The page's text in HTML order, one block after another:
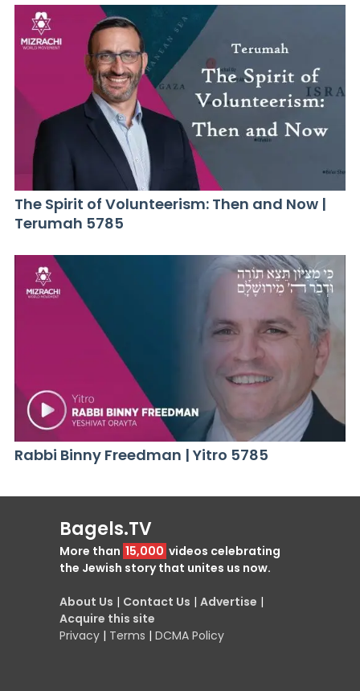
The Spirit of Volunteerism: Then and Now |
Terumah 5785
Rabbi Binny Freedman | Yitro 5785
Bagels.TV
More than 15,000 videos celebrating
the Jewish story that unites us now.
About Us | Contact Us | Advertise |
Acquire this site
Privacy | Terms | DCMA Policy